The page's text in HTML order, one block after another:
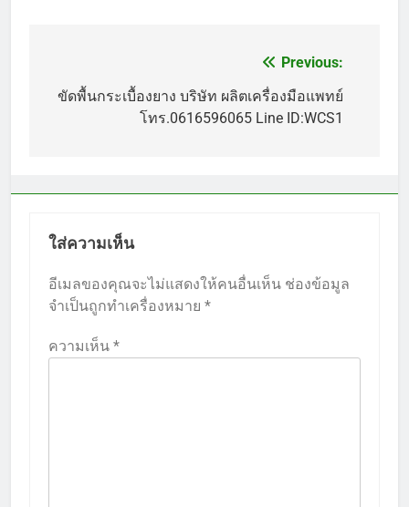
เรื่อง
Previous:
ขัดพื้นกระเบื้องยาง บริษัท ผลิตเครื่องมือแพทย์
โทร.0616596065 Line ID:WCS1
ใส่ความเห็น
อีเมลของคุณจะไม่แสดงให้คนอื่นเห็น ช่องข้อมูล
จำเป็นถูกทำเครื่องหมาย *
ความเห็น *